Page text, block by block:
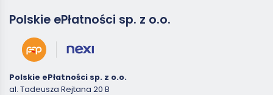
Polskie ePłatności sp. z o.o.
Polskie ePłatności sp. z o.o.
al. Tadeusza Rejtana 20 B